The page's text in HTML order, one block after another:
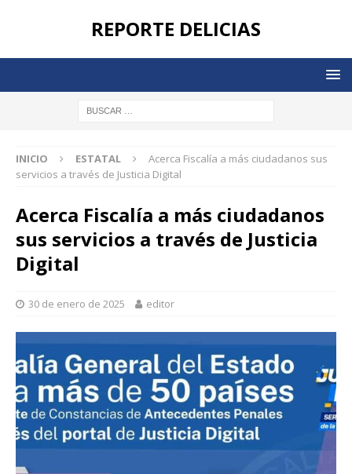
REPORTE DELICIAS
INICIO ESTATAL
Acerca Fiscalía a más ciudadanos sus
servicios a través de Justicia Digital
Acerca Fiscalía a más ciudadanos
sus servicios a través de Justicia
Digital
30 de enero de 2025 editor